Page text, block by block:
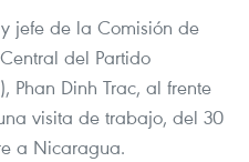
jefe de la Comisión de
del Partido
Phan Dinh Trac, al frente
visita de trabajo, del 30
a Nicaragua.